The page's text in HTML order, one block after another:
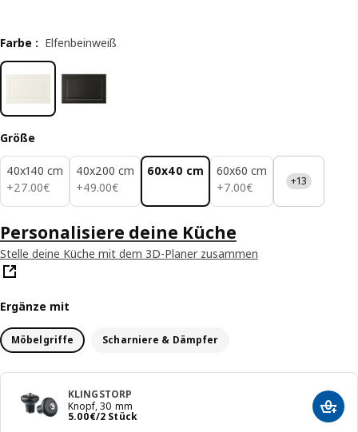
Farbe : Elfenbeinweiß
Größe
40x140 cm
+27.00€
27.00€
40x200 cm
+49.00€
49.00€
60x40 cm
60x60 cm
+7.00€
7.00€ +13
Personalisiere deine Küche
Stelle deine Küche mit dem 3D-Planer zusammen
Ergänze mit
Möbelgriffe Scharniere & Dämpfer
KLINGSTORP
Knopf, 30 mm
5.00€/2 Stück
Preis 5.00€/2 Stück In